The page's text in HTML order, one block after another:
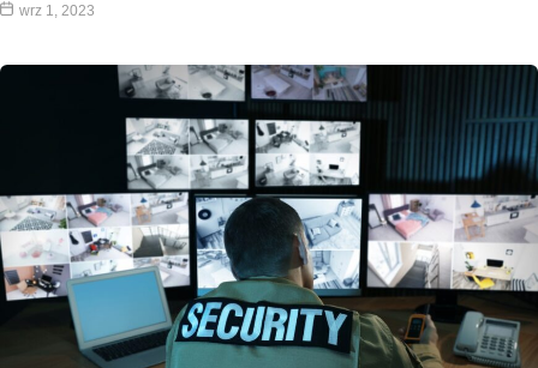
wrz 1, 2023